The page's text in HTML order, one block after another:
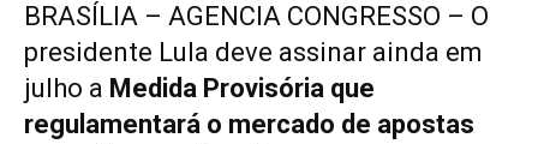
BRASÍLIA – AGENCIA CONGRESSO – O
presidente Lula deve assinar ainda em
julho a Medida Provisória que
regulamentará o mercado de apostas